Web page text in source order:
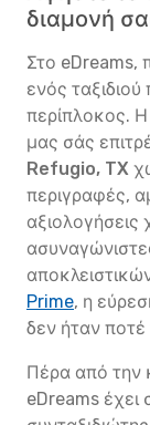
διαμονή
Στο eDreams,
ενός ταξιδιού
περίπλοκος.
μας σάς
Refugio, TX
περιγραφές,
αξιολογήσεις
Prime, η
δεν ήταν ποτέ
Πέρα από την
eDreams έχει